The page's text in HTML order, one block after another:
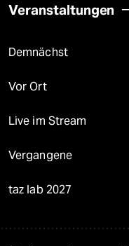
Veranstaltungen
Demnächst
Vor Ort
Live im Stream
Vergangene
taz lab 2027